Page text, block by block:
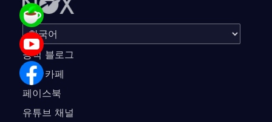
공식 블로그
공식 카페
페이스북
유튜브 채널